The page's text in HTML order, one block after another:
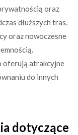
oraz
dłuższych tras.
oraz nowoczesne
oferują atrakcyjne
do innych
dotyczące